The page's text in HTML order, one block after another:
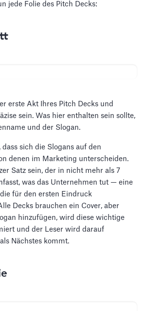
jede Folie des Pitch Decks:
erste Akt Ihres Pitch Decks und
sein. Was hier enthalten sein sollte,
und der Slogan.
dass sich die Slogans auf den
denen im Marketing unterscheiden.
Satz sein, der in nicht mehr als 7
was das Unternehmen tut — eine
für den ersten Eindruck
Decks brauchen ein Cover, aber
hinzufügen, wird diese wichtige
und der Leser wird darauf
Nächstes kommt.